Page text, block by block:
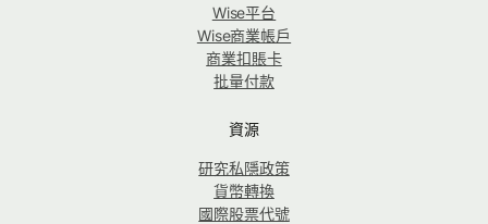
Wise平台
Wise商業帳戶
商業扣賬卡
批量付款
資源
研究私隱政策
貨幣轉換
國際股票代號